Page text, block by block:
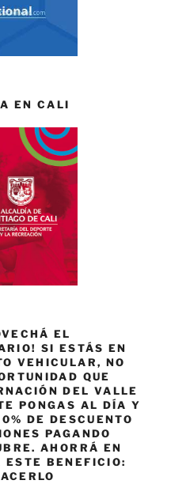
EN CALI
EL
SI ESTÁS EN
VEHICULAR, NO
QUE
DEL VALLE
PONGAS AL DÍA Y
DE DESCUENTO
PAGANDO
AHORRÁ EN
ESTE BENEFICIO: